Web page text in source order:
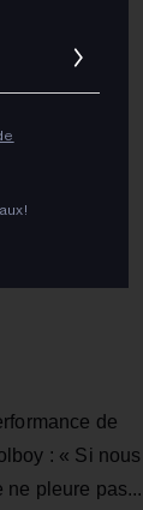
de
: « Si nous
pleure pas...